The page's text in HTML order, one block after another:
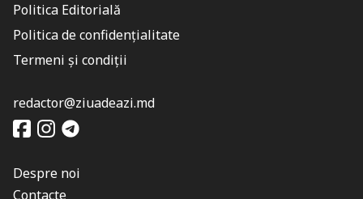
Politica Editorială
Politica de confidențialitate
Termeni și condiții
redactor@ziuadeazi.md
Despre noi
Contacte